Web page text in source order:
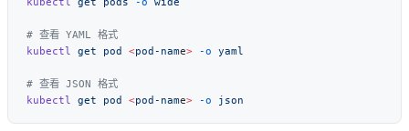
kubectl get pod <pod-name> -o
kubectl get pod <pod-name> -o